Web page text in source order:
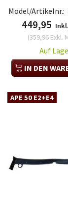
Model/Artikelnr.:
449,95
(359,96 Exkl.
Auf
IN DEN
APE 50 E2+E4